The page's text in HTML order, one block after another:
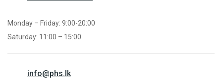
Monday – Friday: 9:00-20:00
Saturday: 11:00 – 15:00
info@phs.lk